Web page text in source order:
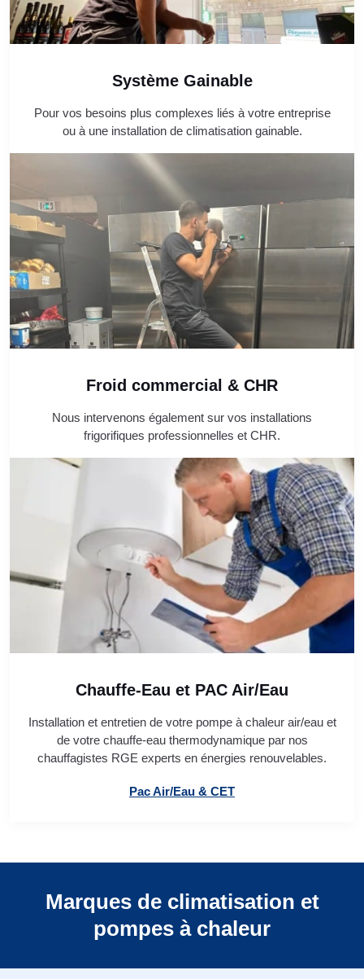
Système Gainable
Pour vos besoins plus complexes liés à votre entreprise
ou à une installation de climatisation gainable.
Froid commercial & CHR
Nous intervenons également sur vos installations
frigorifiques professionnelles et CHR.
Chauffe-Eau et PAC Air/Eau
Installation et entretien de votre pompe à chaleur air/eau et
de votre chauffe-eau thermodynamique par nos
chauffagistes RGE experts en énergies renouvelables.
Pac Air/Eau & CET
Marques de climatisation et
pompes à chaleur